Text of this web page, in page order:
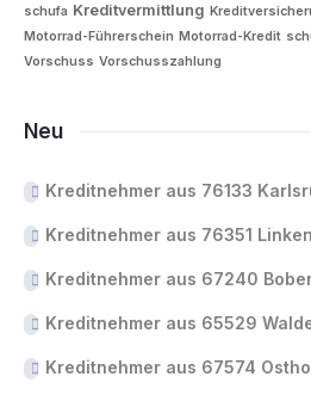
schufa Kreditvermittlung
Motorrad-Führerschein Motorrad-Kredit
Vorschuss Vorschusszahlung
Neu
Kreditnehmer aus 76133
Kreditnehmer aus 76351
Kreditnehmer aus 67240
Kreditnehmer aus 65529
Kreditnehmer aus 67574